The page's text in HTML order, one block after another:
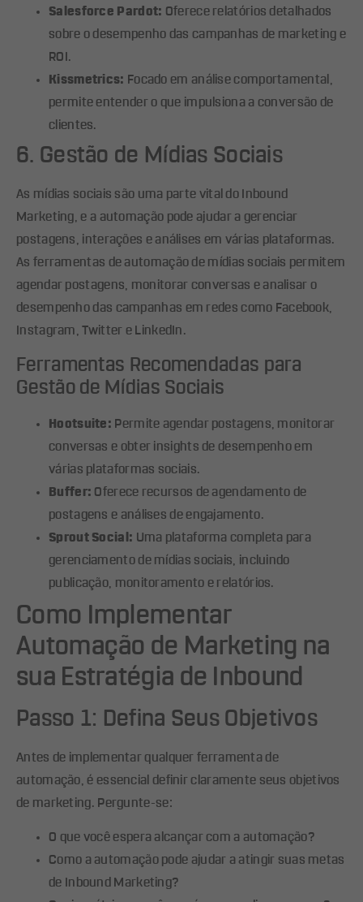
Salesforce Pardot: Oferece relatórios detalhados
sobre o desempenho das campanhas de marketing e
ROI.
Kissmetrics: Focado em análise comportamental,
permite entender o que impulsiona a conversão de
clientes.
6. Gestão de Mídias Sociais
As mídias sociais são uma parte vital do Inbound
Marketing, e a automação pode ajudar a gerenciar
postagens, interações e análises em várias plataformas.
As ferramentas de automação de mídias sociais permitem
agendar postagens, monitorar conversas e analisar o
desempenho das campanhas em redes como Facebook,
Instagram, Twitter e LinkedIn.
Ferramentas Recomendadas para
Gestão de Mídias Sociais
Hootsuite: Permite agendar postagens, monitorar
conversas e obter insights de desempenho em
várias plataformas sociais.
Buffer: Oferece recursos de agendamento de
postagens e análises de engajamento.
Sprout Social: Uma plataforma completa para
gerenciamento de mídias sociais, incluindo
publicação, monitoramento e relatórios.
Como Implementar
Automação de Marketing na
sua Estratégia de Inbound
Passo 1: Defina Seus Objetivos
Antes de implementar qualquer ferramenta de
automação, é essencial definir claramente seus objetivos
de marketing. Pergunte-se:
O que você espera alcançar com a automação?
Como a automação pode ajudar a atingir suas metas
de Inbound Marketing?